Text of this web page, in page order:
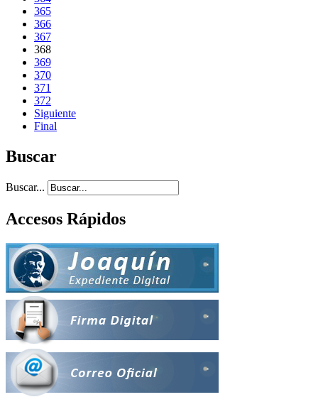
365
366
367
368
369
370
371
372
Siguiente
Final
Buscar
Buscar...
Accesos Rápidos